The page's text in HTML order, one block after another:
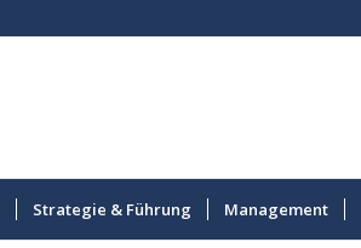
Strategie & Führung Management